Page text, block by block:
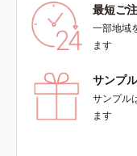
最短ご
一部地域
ます
サンプ
サンプル
ます